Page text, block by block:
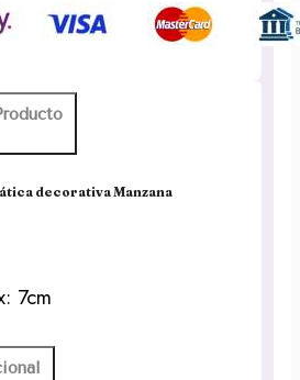
decorativa Manzana
7cm